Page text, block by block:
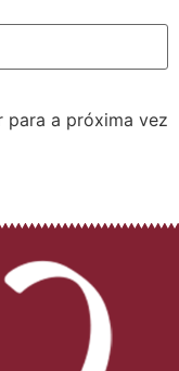
para a próxima vez